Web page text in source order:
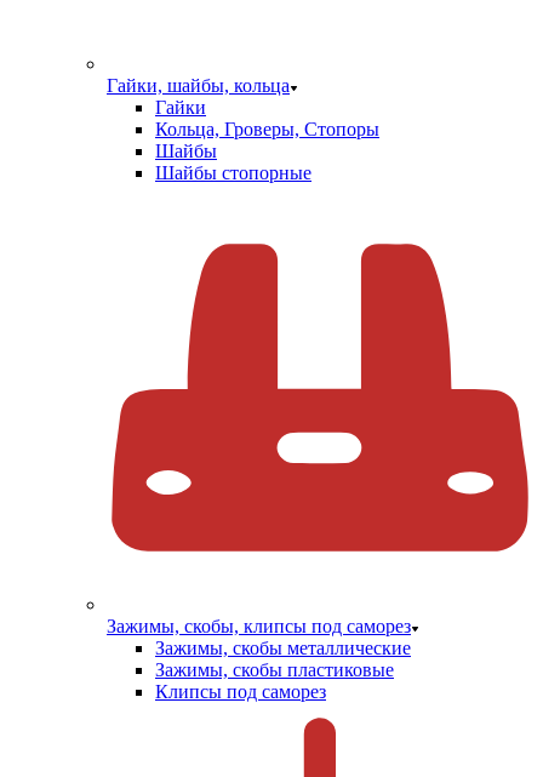
Гайки, шайбы, кольца
Гайки
Кольца, Гроверы, Стопоры
Шайбы
Шайбы стопорные
Зажимы, скобы, клипсы под саморез
Зажимы, скобы металлические
Зажимы, скобы пластиковые
Клипсы под саморез